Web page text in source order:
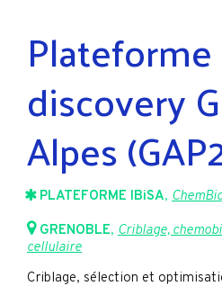
discovery
Alpes
PLATEFORME IBiSA,
GRENOBLE, Criblage,
cellulaire
Criblage, sélection et